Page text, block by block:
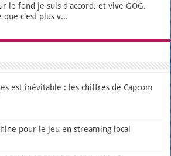
le fond je suis d'accord, et vive GOG.
que c'est plus v...
est inévitable : les chiffres de Capcom
pour le jeu en streaming local